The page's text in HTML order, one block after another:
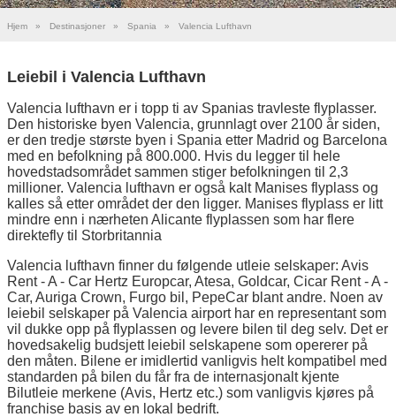
Hjem » Destinasjoner » Spania » Valencia Lufthavn
Leiebil i Valencia Lufthavn
Valencia lufthavn er i topp ti av Spanias travleste flyplasser.
Den historiske byen Valencia, grunnlagt over 2100 år siden,
er den tredje største byen i Spania etter Madrid og Barcelona
med en befolkning på 800.000. Hvis du legger til hele
hovedstadsområdet sammen stiger befolkningen til 2,3
millioner. Valencia lufthavn er også kalt Manises flyplass og
kalles så etter området der den ligger. Manises flyplass er litt
mindre enn i nærheten Alicante flyplassen som har flere
direktefly til Storbritannia
Valencia lufthavn finner du følgende utleie selskaper: Avis
Rent - A - Car Hertz Europcar, Atesa, Goldcar, Cicar Rent - A -
Car, Auriga Crown, Furgo bil, PepeCar blant andre. Noen av
leiebil selskaper på Valencia airport har en representant som
vil dukke opp på flyplassen og levere bilen til deg selv. Det er
hovedsakelig budsjett leiebil selskapene som opererer på
den måten. Bilene er imidlertid vanligvis helt kompatibel med
standarden på bilen du får fra de internasjonalt kjente
Bilutleie merkene (Avis, Hertz etc.) som vanligvis kjøres på
franchise basis av en lokal bedrift.